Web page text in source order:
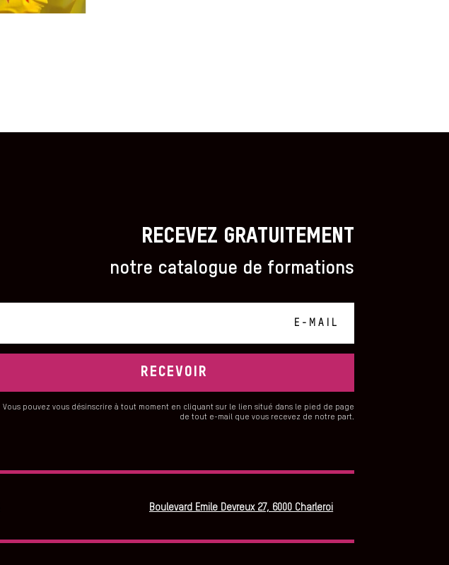
RECEVEZ GRATUITEMENT
notre catalogue de formations
RECEVOIR
Vous pouvez vous désinscrire à tout moment en cliquant sur le lien situé dans le pied de page
de tout e-mail que vous recevez de notre part.
Boulevard Emile Devreux 27, 6000 Charleroi